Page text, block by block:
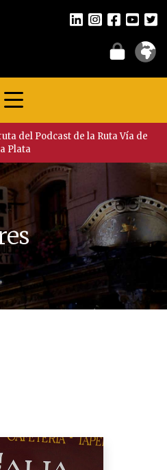
del Podcast de la Ruta Vía de
Plata